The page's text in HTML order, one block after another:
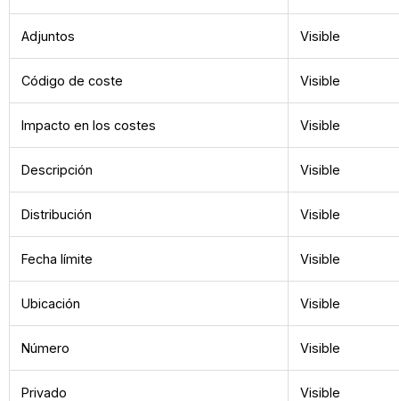
Adjuntos Visible
Código de coste Visible
Impacto en los costes Visible
Descripción Visible
Distribución Visible
Fecha límite Visible
Ubicación Visible
Número Visible
Privado Visible